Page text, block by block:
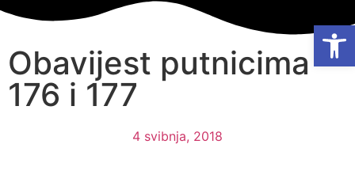
Obavijest putnicima –
176 i 177
4 svibnja, 2018